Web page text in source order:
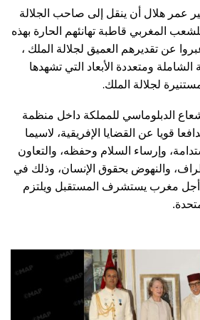
عمر هلال أن ينقل إلى صاحب الجلالة
المغربي قاطبة تهانئهم الحارة بهذه
عن تقديرهم العميق لجلالة الملك ،
الشاملة ومتعددة الأبعاد التي تشهدها
لجلالة الملك.
الدبلوماسي للمملكة داخل منظمة
قويا عن القضايا الإفريقية، لاسيما
وإرساء السلام وحفظه، والتعاون
والنهوض بحقوق الإنسان، وذلك في
أجل مغرب يستشرف المستقبل ويلتزم